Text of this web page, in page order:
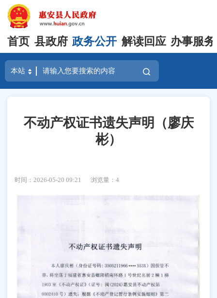
首页 县政府 政务公开 解读回应 办事服务
不动产权证书遗失声明（廖庆
彬）
时间：2026-05-20 09:21 浏览量：4